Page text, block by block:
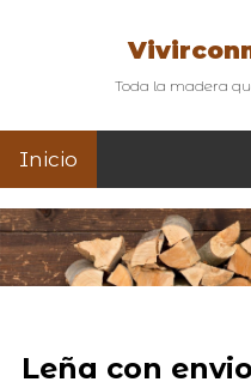
Toda la madera
Inicio
Leña con